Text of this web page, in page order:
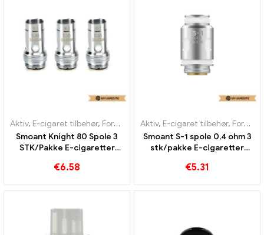
Aktiv, E-cigaret tilbehør, Fordamper
Smoant Knight 80 Spole 3
STK/Pakke E-cigaretter
€6.58
Aktiv, E-cigaret tilbehør, Fordamper
Smoant S-1 spole 0,4 ohm 3
stk/pakke E-cigaretter
€5.31